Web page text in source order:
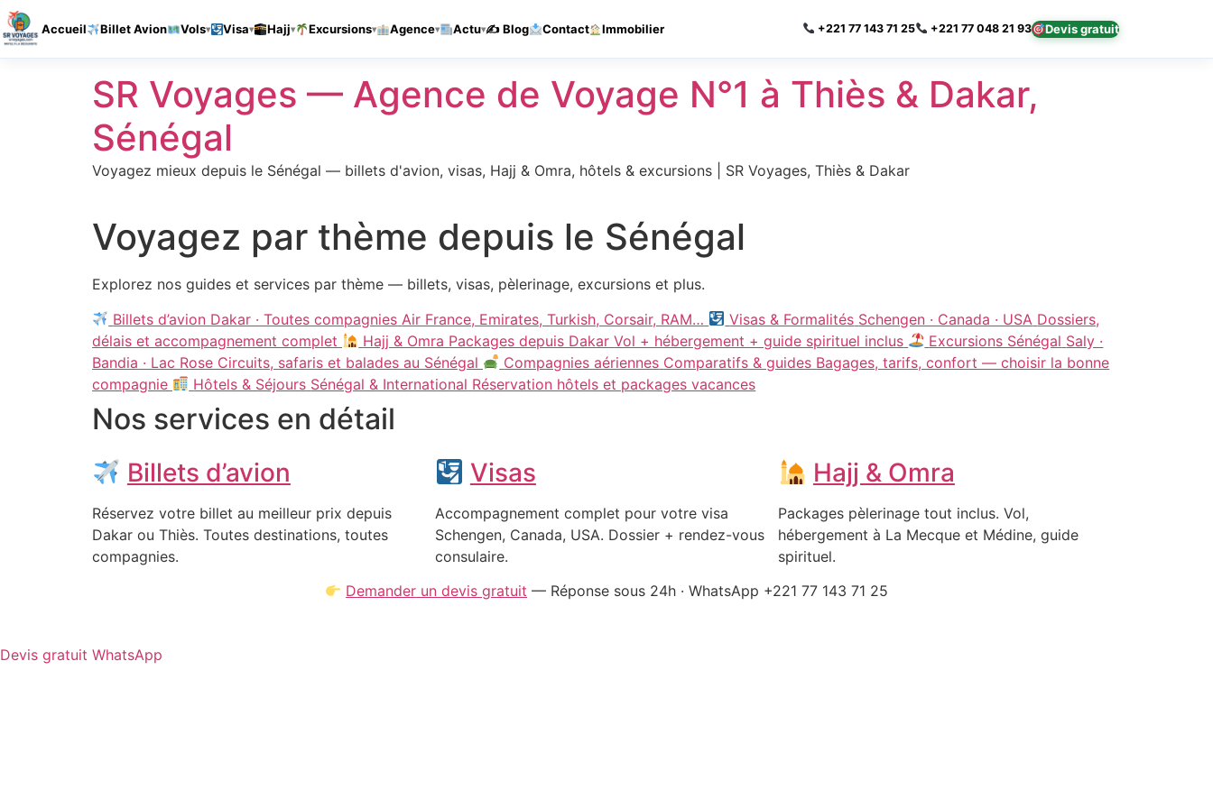
Accueil Billet Avion Vols Visa Hajj Excursions Agence Actu ✍️ Blog Contact Immobilier +221 77 143 71 25 +221 77 048 21 93 Devis gratuit
SR Voyages — Agence de Voyage N°1 à Thiès & Dakar,
Sénégal
Voyagez mieux depuis le Sénégal — billets d'avion, visas, Hajj & Omra, hôtels & excursions | SR Voyages, Thiès & Dakar
Voyagez par thème depuis le Sénégal
Explorez nos guides et services par thème — billets, visas, pèlerinage, excursions et plus.
Billets d’avion Dakar · Toutes compagnies Air France, Emirates, Turkish, Corsair, RAM… Visas & Formalités Schengen · Canada · USA Dossiers,
délais et accompagnement complet
Hajj & Omra Packages depuis Dakar Vol + hébergement + guide spirituel inclus Excursions Sénégal Saly ·
Bandia · Lac Rose Circuits, safaris et balades au Sénégal Compagnies aériennes Comparatifs & guides Bagages, tarifs, confort — choisir la bonne
compagnie
Hôtels & Séjours Sénégal & International Réservation hôtels et packages vacances
Nos services en détail
Billets d’avion
Réservez votre billet au meilleur prix depuis
Dakar ou Thiès. Toutes destinations, toutes
compagnies.
Visas
Accompagnement complet pour votre visa
Schengen, Canada, USA. Dossier + rendez-vous
consulaire.
Hajj & Omra
Packages pèlerinage tout inclus. Vol,
hébergement à La Mecque et Médine, guide
spirituel.
Demander un devis gratuit — Réponse sous 24h · WhatsApp +221 77 143 71 25
Devis gratuit WhatsApp